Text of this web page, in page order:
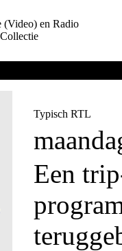
(Video) en Radio
Typisch RTL
Een